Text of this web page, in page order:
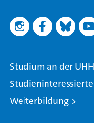
Studium an der UHH
Studieninteressierte
Weiterbildung